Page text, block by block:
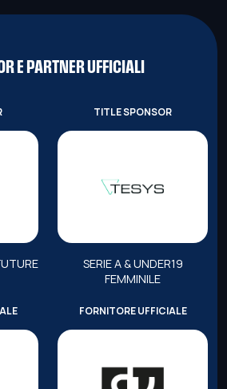
E PARTNER UFFICIALI
TITLE SPONSOR
SERIE A & UNDER19
FEMMINILE
FORNITORE UFFICIALE